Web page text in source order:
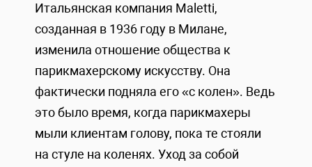
Итальянская компания Maletti,
созданная в 1936 году в Милане,
изменила отношение общества к
парикмахерскому искусству. Она
фактически подняла его «с колен». Ведь
это было время, когда парикмахеры
мыли клиентам голову, пока те стояли
на стуле на коленях. Уход за собой